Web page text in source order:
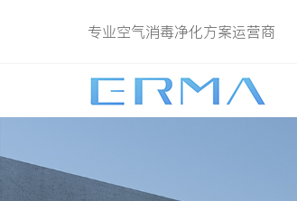
专业空气消毒净化方案运营商